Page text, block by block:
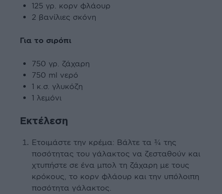
125 γρ. κορν φλάουρ
2 βανίλιες σκόνη
Για το σιρόπι
750 γρ. ζάχαρη
750 ml νερό
1 κ.σ. γλυκόζη
1 λεμόνι
Εκτέλεση
Ετοιμάστε την κρέμα: Βάλτε τα ¾ της
ποσότητας του γάλακτος να ζεσταθούν και
χτυπήστε σε ένα μπολ τη ζάχαρη με τους
κρόκους, το κορν φλάουρ και την υπόλοιπη
ποσότητα γάλακτος.